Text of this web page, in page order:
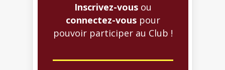
Inscrivez-vous ou
connectez-vous pour
pouvoir participer au Club !